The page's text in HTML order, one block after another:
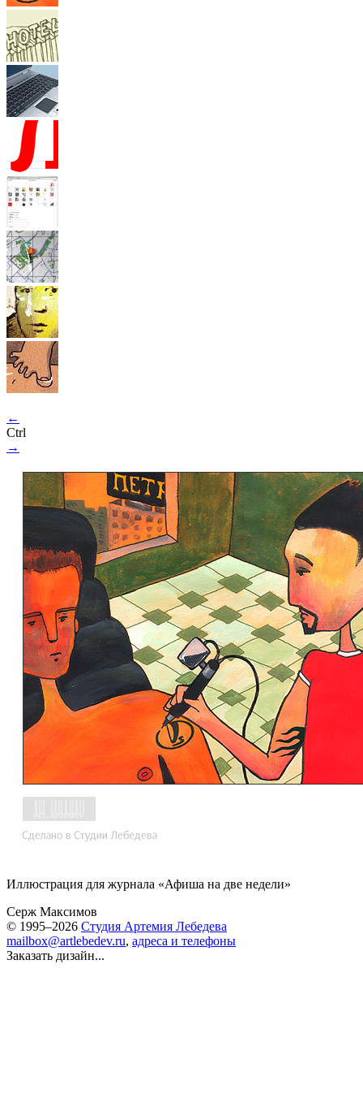
←
Ctrl
→
Иллюстрация для журнала «Афиша на две недели»
Серж Максимов
© 1995–2026 Студия Артемия Лебедева
mailbox@artlebedev.ru, адреса и телефоны
Заказать дизайн...